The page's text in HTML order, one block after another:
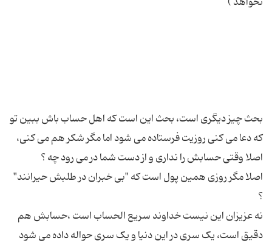
بحث چیز دیگری است، بحث این است که اهل حساب باش ببین تو
که دعا می کنی روزیت فرستاده می شود اما مگر شکر هم می کنی،
اصلا مگر روزی همین پول است که "بی خبران در طلبش حیرانند"
نه عزیزان این نیست خداوند سریع الحساب است ،حسابش هم
دقیق است، یک سری در این دنیا و یک سری حواله داده می شود